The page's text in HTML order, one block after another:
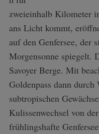
zweieinhalb Kilometer
ans Licht kommt,
auf den Genfersee, der
Morgensonne spiegelt.
Savoyer Berge. Mit
Goldenpass dann
subtropischen
Kulissenwechsel von
frühlingshafte